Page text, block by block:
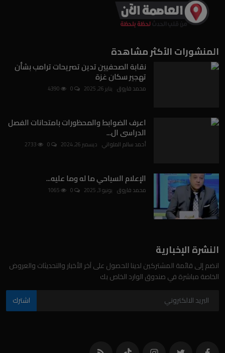
المنشورات الأكثر مشاهدة
نقابة الصحفيين تدين تصريحات ترامب بشأن
تهجير سكان غزة
محمد فاروق يناير 26, 2025
اعرف الضوابط والمحظورات بامتحانات الفصل
الدراسى ال...
أحمد سالم الملواني ديسمبر 26, 2024
الإعلام السياحي ما له وما عليه...
محمد فاروق يونيو 3, 2025
النشرة الإخبارية
انضم إلى قائمة المشتركين لدينا للحصول على آخر الأخبار والتحديثات والعروض
الخاصة مباشرة في صندوق الوارد الخاص بك
اشترك